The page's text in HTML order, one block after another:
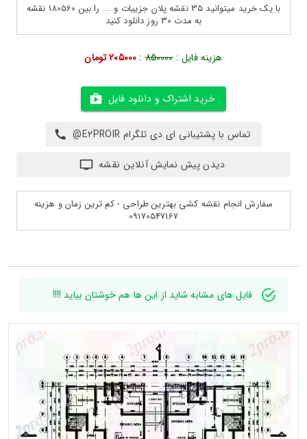
با یک خرید میتوانید 35 نقشه پلان جزییات و ... را بین 180560 نقشه
به مدت 30 روز دانلود کنید
هزینه فایل :850000
: 205000 تومان
خرید اشتراک و دانلود فایل
تماس با پشتیبانی ای دی تلگرام E2PROIR@
دیدن پیش نمایش آنلاین نقشه
سفارش انجام نقشه کشی بهترین طراحی - کم ترین زمان و هزینه
09170547167
فایل های مشابه شاید از این ها هم خوشتان بیاید !!!!